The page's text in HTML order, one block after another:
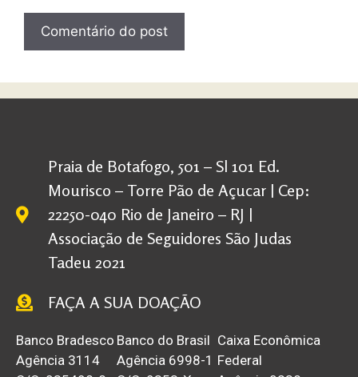
Praia de Botafogo, 501 – Sl 101 Ed.
Mourisco – Torre Pão de Açucar | Cep:
22250-040 Rio de Janeiro – RJ |
Associação de Seguidores São Judas
Tadeu 2021
FAÇA A SUA DOAÇÃO
Banco Bradesco
Agência 3114
Banco do Brasil
Agência 6998-1
Caixa Econômica
Federal